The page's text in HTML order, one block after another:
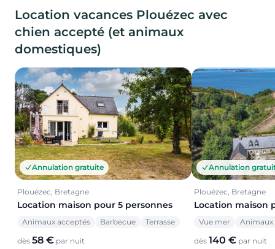
Location vacances Plouézec avec
chien accepté (et animaux
domestiques)
Annulation gratuite
Plouézec, Bretagne
Location maison pour 5 personnes
Animaux acceptés Barbecue Terrasse
dès 58 € par nuit
Annulation
Plouézec, Bretagne
Location maison
Vue mer Animaux
dès 140 € par nuit